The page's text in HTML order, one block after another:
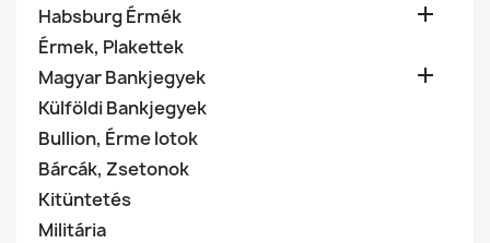
Habsburg Érmék 
Érmek, Plakettek
Magyar Bankjegyek

Külföldi Bankjegyek
Bullion, Érme lotok
Bárcák, Zsetonok
Kitüntetés
Militária